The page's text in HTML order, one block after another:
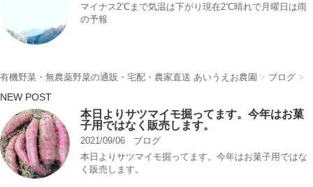
マイナス2℃まで気温は下がり現在2℃晴れで月曜日は雨
の予報
有機野菜・無農薬野菜の通販・宅配・農家直送 あいうえお農園 > ブログ >
NEW POST
本日よりサツマイモ掘ってます。今年はお菓
子用ではなく販売します。
2021/09/06
ブログ
本日よりサツマイモ掘ってます。今年はお菓子用ではな
く販売します。